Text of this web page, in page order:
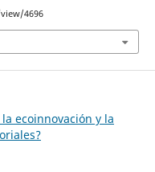
4696
ecoinnovación y la